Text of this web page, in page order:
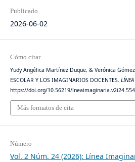
Publicado
2026-06-02
Cómo citar
Yudy Angélica Martínez Duque, & Verónica
ESCOLAR Y LOS IMAGINARIOS DOCENTES.
https://doi.org/10.56219/
Más formatos de cita
Número
Vol. 2 Núm. 24 (2026): Línea